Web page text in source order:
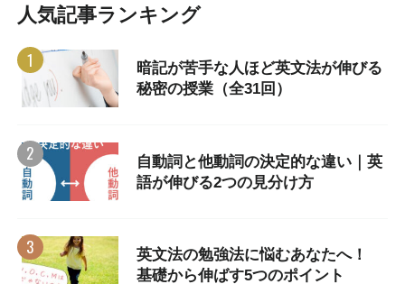
人気記事ランキング
暗記が苦手な人ほど英文法が伸びる
秘密の授業（全31回）
自動詞と他動詞の決定的な違い｜英
語が伸びる2つの見分け方
英文法の勉強法に悩むあなたへ！
基礎から伸ばす5つのポイント